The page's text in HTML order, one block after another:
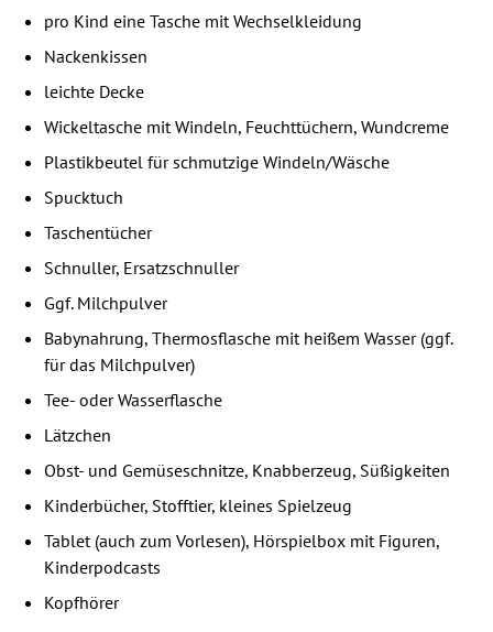
⁠pro Kind eine Tasche mit Wechselkleidung
⁠Nackenkissen
⁠leichte Decke
⁠Wickeltasche mit Windeln, Feuchttüchern, Wundcreme
⁠Plastikbeutel für schmutzige Windeln/Wäsche
⁠Spucktuch
⁠Taschentücher
⁠Schnuller, Ersatzschnuller
⁠Ggf. Milchpulver
⁠Babynahrung, Thermosflasche mit heißem Wasser (ggf.
für das Milchpulver)
⁠Tee- oder Wasserflasche
⁠Lätzchen
⁠Obst- und Gemüseschnitze, Knabberzeug, Süßigkeiten
⁠Kinderbücher, Stofftier, kleines Spielzeug
⁠Tablet (auch zum Vorlesen), Hörspielbox mit Figuren,
Kinderpodcasts
⁠Kopfhörer